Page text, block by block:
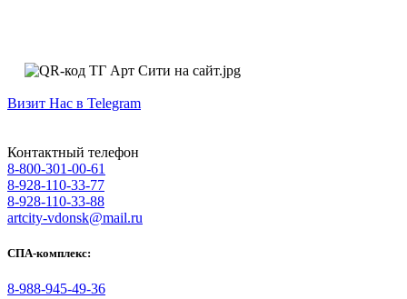
Визит Нас в Telegram
Контактный телефон
8-800-301-00-61
8-928-110-33-77
8-928-110-33-88
artcity-vdonsk@mail.ru
СПА-комплекс:
8-988-945-49-36